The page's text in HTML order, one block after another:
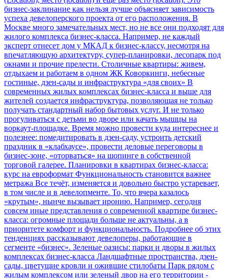
бизнес-заклинание как нельзя лучше объясняет зависимость
успеха девелоперского проекта от его расположения. В
Москве много замечательных мест, но не все они подходят для
жилого комплекса бизнес-класса. Например, не каждый
эксперт отнесет дом у МКАД к бизнес-классу, несмотря на
впечатляющую архитектуру, супер-планировки, лесопарк под
окнами и прочие прелести. Столичные квартиры: живем,
отдыхаем и работаем в одном ЖК Коворкинги, небесные
гостиные, дзен-сады и инфраструктура «для своих» В
современных жилых комплексах бизнес-класса и выше для
жителей создается инфраструктура, позволяющая не только
получать стандартный набор бытовых услуг. И не только
прогуливаться с детьми во дворе или качать мышцы на
воркаут-площадке. Время можно провести куда интереснее и
полезнее: помедитировать в дзен-саду, устроить детский
праздник в «клабхаусе», провести деловые переговоры в
бизнес-зоне, «оторваться» на шопинге в собственной
торговой галерее. Планировки в квартирах бизнес-класса:
курс на евроформат Функциональность становится важнее
метража Все течёт, изменяется и довольно быстро устаревает,
в том числе и в девелопменте. То, что вчера казалось
«крутым», нынче вызывает иронию. Например, сегодня
совсем иные представления о современной квартире бизнес-
класса: огромные площади больше не актуальны, а в
приоритете комфорт и функциональность. Подробнее об этих
тенденциях рассказывают девелоперы, работающие в
сегменте «бизнес». Зеленые оазисы: парки и дворы в жилых
комплексах бизнес-класса Ландшафтные пространства, дзен-
сады, цветущие кровли и ожившие стилобаты Парк рядом с
жилым комплексом или зеленый двор на его территории -